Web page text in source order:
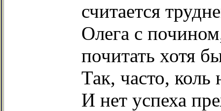
считается
Олега с
почитать хотя
Так, часто, коль
И нет успеха